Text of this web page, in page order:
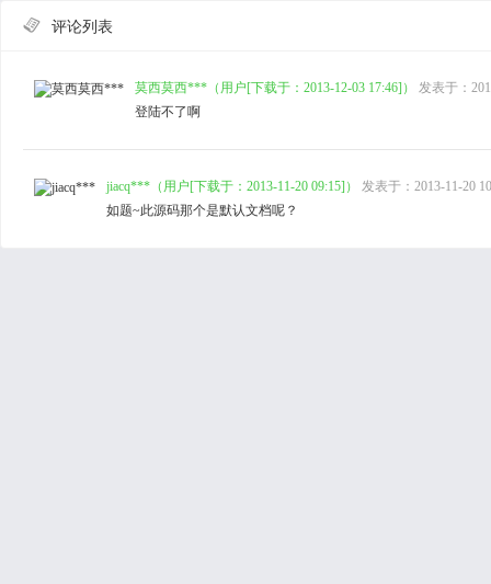
 评论列表
莫西莫西***（用户[下载于：2013-12-03 17:46]）
发表于：
登陆不了啊
jiacq***（用户[下载于：2013-11-20 09:15]）
发表于：2013-11-20
如题~此源码那个是默认文档呢？